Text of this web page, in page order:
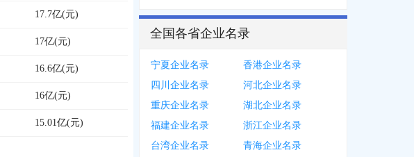
17.7亿(元)
17亿(元)
16.6亿(元)
16亿(元)
15.01亿(元)
全国各省企业名录
宁夏企业名录
香港企业名录
四川企业名录
河北企业名录
重庆企业名录
湖北企业名录
福建企业名录
浙江企业名录
台湾企业名录
青海企业名录